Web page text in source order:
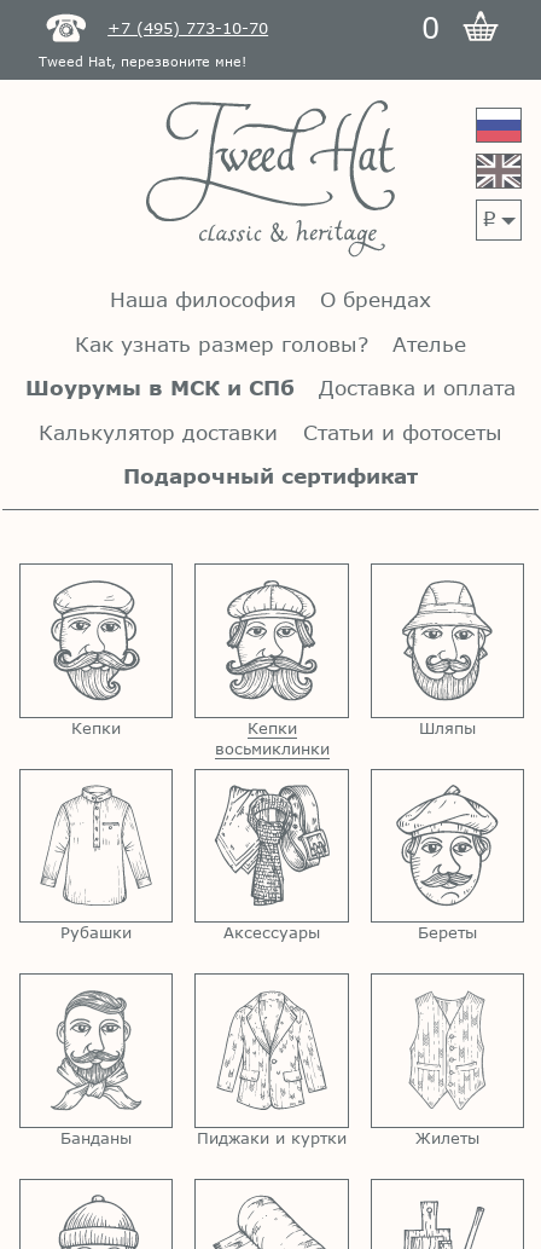
+7 (495) 773-10-70 0
Tweed Hat, перезвоните мне!
p
Наша философия
О брендах
Как узнать размер головы?
Ателье
Шоурумы в МСК и СПб
Доставка и оплата
Калькулятор доставки
Статьи и фотосеты
Подарочный сертификат
Кепки
Кепки
восьмиклинки
Шляпы
Рубашки Аксессуары Береты
Банданы Пиджаки и куртки Жилеты